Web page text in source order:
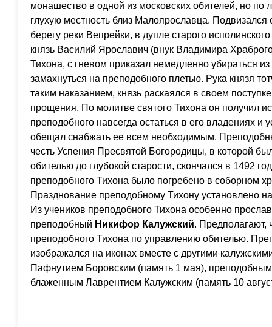
монашество в одной из московских обителей, но по
глухую местность близ Малоярославца. Подвизался
берегу реки Вепрейки, в дупле старого
князь Василий Ярославич (внук Владимира
Тихона, с гневом приказал немедленно убираться
замахнуться на преподобного плетью. Рука князя
таким наказанием, князь раскаялся в своем
прощения. По молитве святого Тихона он получил
преподобного навсегда остаться в его владениях и
обещал снабжать ее всем необходимым.
честь Успения Пресвятой Богородицы, в которой
обителью до глубокой старости, скончался в 1492
преподобного Тихона было погребено в соборном
Празднование преподобному Тихону установлено
Из учеников преподобного Тихона особенно
преподобный Никифор Калужский. Предполагают,
преподобного Тихона по управлению обителью.
изображался на иконах вместе с другими
Пафнутием Боровским (память 1 мая),
блаженным Лаврентием Калужским (память 10